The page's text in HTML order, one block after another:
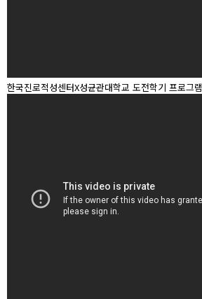
한국진로적성센터X성균관대학교 도전학기 프로그램